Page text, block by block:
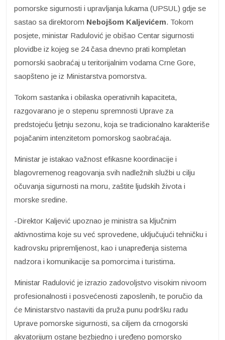
pomorske sigurnosti i upravljanja lukama (UPSUL) gdje se
sastao sa direktorom Nebojšom Kaljevićem. Tokom
posjete, ministar Radulović je obišao Centar sigurnosti
plovidbe iz kojeg se 24 časa dnevno prati kompletan
pomorski saobraćaj u teritorijalnim vodama Crne Gore,
saopšteno je iz Ministarstva pomorstva.
Tokom sastanka i obilaska operativnih kapaciteta,
razgovarano je o stepenu spremnosti Uprave za
predstojeću ljetnju sezonu, koja se tradicionalno karakteriše
pojačanim intenzitetom pomorskog saobraćaja.
Ministar je istakao važnost efikasne koordinacije i
blagovremenog reagovanja svih nadležnih službi u cilju
očuvanja sigurnosti na moru, zaštite ljudskih života i
morske sredine.
-Direktor Kaljević upoznao je ministra sa ključnim
aktivnostima koje su već sprovedene, uključujući tehničku i
kadrovsku pripremljenost, kao i unapređenja sistema
nadzora i komunikacije sa pomorcima i turistima.
Ministar Radulović je izrazio zadovoljstvo visokim nivoom
profesionalnosti i posvećenosti zaposlenih, te poručio da
će Ministarstvo nastaviti da pruža punu podršku radu
Uprave pomorske sigurnosti, sa ciljem da crnogorski
akvatorijum ostane bezbjedno i uređeno pomorsko